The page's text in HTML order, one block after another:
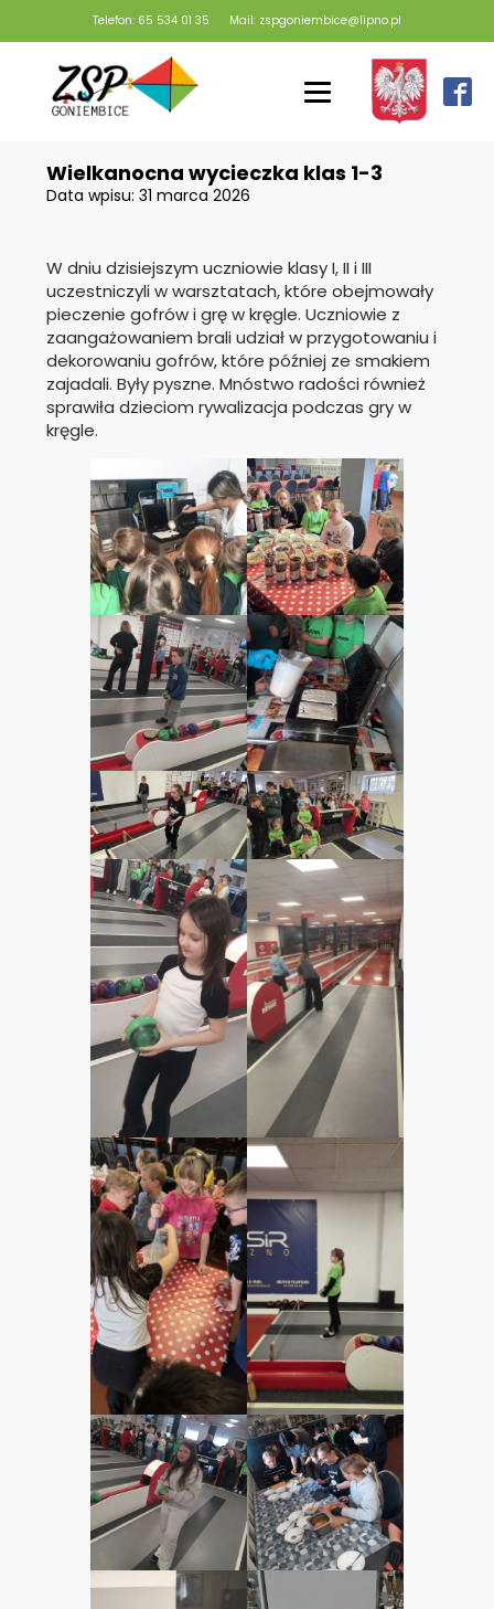
Telefon: 65 534 01 35 Mail: zspgoniembice@lipno.pl
Wielkanocna wycieczka klas 1-3
Data wpisu:31 marca 2026
W dniu dzisiejszym uczniowie klasy I, II i III
uczestniczyli w warsztatach, które obejmowały
pieczenie gofrów i grę w kręgle. Uczniowie z
zaangażowaniem brali udział w przygotowaniu i
dekorowaniu gofrów, które później ze smakiem
zajadali. Były pyszne. Mnóstwo radości również
sprawiła dzieciom rywalizacja podczas gry w
kręgle.